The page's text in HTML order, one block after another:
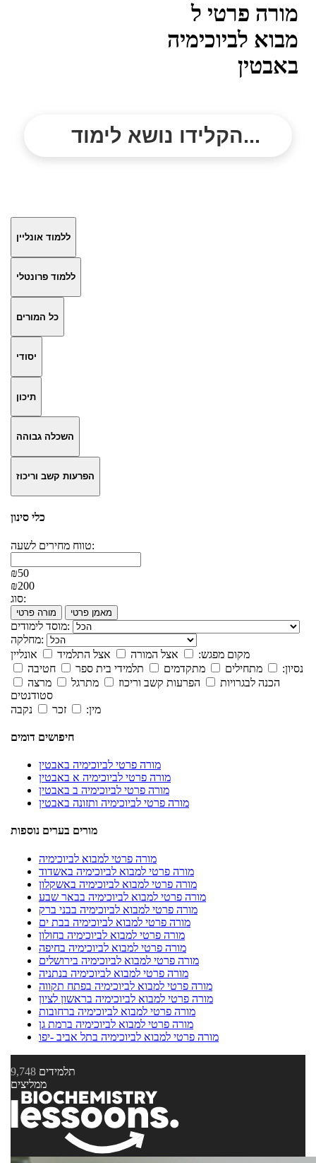
מורה פרטי ל
מבוא לביוכימיה
באבטין
הקלידו נושא לימוד...
ללמוד אונליין
ללמוד פרונטלי
כל המורים
יסודי
תיכון
השכלה גבוהה
הפרעות קשב וריכוז
כלי סינון
טווח מחירים לשעה:
₪50
₪200
סוג:
מורה פרטי מאמן פרטי
מוסד לימודים:
מחלקה:
מקום מפגש:
אצל המורה אצל התלמיד
אונליין
נסיון:
מתחילים מתקדמים תלמידי בית ספר
חטיבה
הכנה לבגרויות
הפרעות קשב וריכוז מתרגל
מרצה
סטודנטים
מין:
זכר נקבה
חיפושים דומים
מורה פרטי לביוכימיה באבטין
מורה פרטי לביוכימיה א באבטין
מורה פרטי לביוכימיה ב באבטין
מורה פרטי לביוכימיה ותזונה באבטין
מורים בערים נוספות
מורה פרטי למבוא לביוכימיה
מורה פרטי למבוא לביוכימיה באשדוד
מורה פרטי למבוא לביוכימיה באשקלון
מורה פרטי למבוא לביוכימיה בבאר שבע
מורה פרטי למבוא לביוכימיה בבני ברק
מורה פרטי למבוא לביוכימיה בבת ים
מורה פרטי למבוא לביוכימיה בחולון
מורה פרטי למבוא לביוכימיה בחיפה
מורה פרטי למבוא לביוכימיה בירושלים
מורה פרטי למבוא לביוכימיה בנתניה
מורה פרטי למבוא לביוכימיה בפתח תקווה
מורה פרטי למבוא לביוכימיה בראשון לציון
מורה פרטי למבוא לביוכימיה ברחובות
מורה פרטי למבוא לביוכימיה ברמת גן
מורה פרטי למבוא לביוכימיה בתל אביב -יפו
9,748 תלמידים
ממליצים